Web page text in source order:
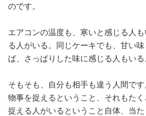
のです。
エアコンの温度も、寒いと感じる人
る人がいる。同じケーキでも、甘い
ば、さっぱりした味に感じる人もいる
そもそも、自分も相手も違う人間で
物事を捉えるということ、それもたく
捉える人がいるということ自体、当